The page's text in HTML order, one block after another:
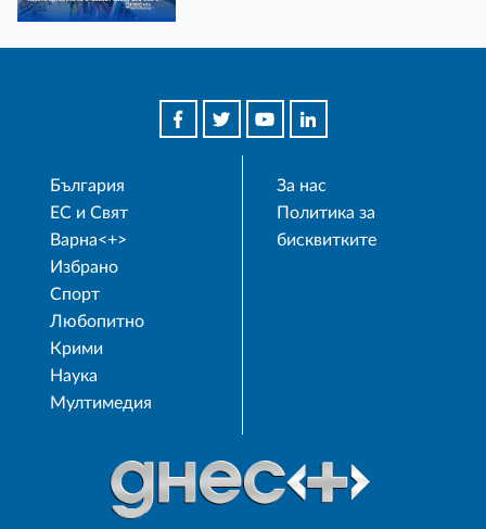
България
ЕС и Свят
Варна<+>
Избрано
Спорт
Любопитно
Крими
Наука
Мултимедия
За нас
Политика за
бисквитките